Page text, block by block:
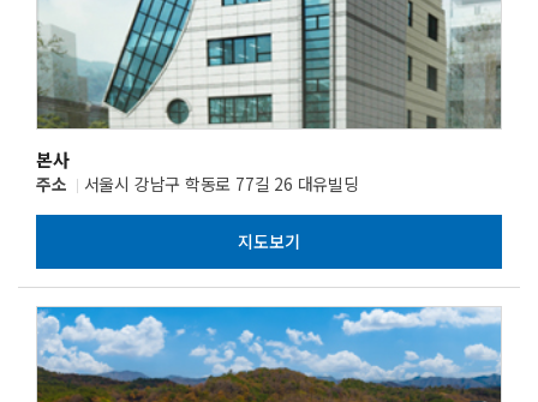
본사
주소 서울시 강남구 학동로 77길 26 대유빌딩
지도보기